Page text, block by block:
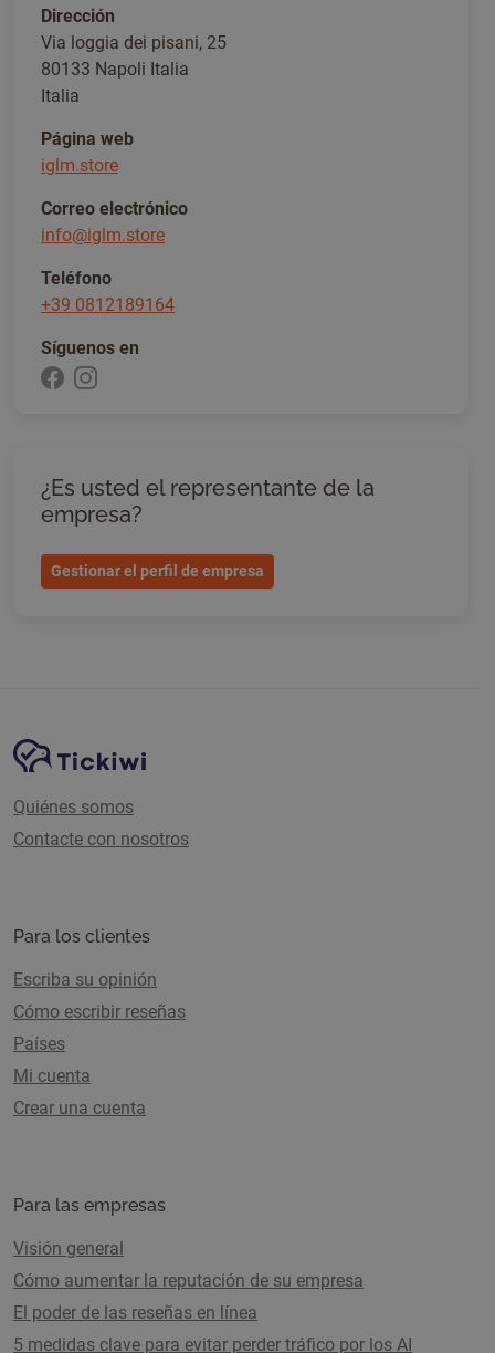
las mejores condiciones de venta: desde cámaras
digitales a videocámaras, desde lentes y zoom a
flashes, cámara de acción de drones y accesorios
Dirección
Via loggia dei pisani, 25
80133 Napoli Italia
Italia
Página web
iglm.store
Correo electrónico
info@iglm.store
Teléfono
+39 0812189164
Síguenos en
¿Es usted el representante de la
empresa?
Gestionar el perfil de empresa
Navegación del sitio
Plataforma Tickiwi
Quiénes somos
Contacte con nosotros
Para los clientes
Escriba su opinión
Cómo escribir reseñas
Países
Mi cuenta
Crear una cuenta
Para las empresas
Visión general
Cómo aumentar la reputación de su empresa
El poder de las reseñas en línea
5 medidas clave para evitar perder tráfico por los AI